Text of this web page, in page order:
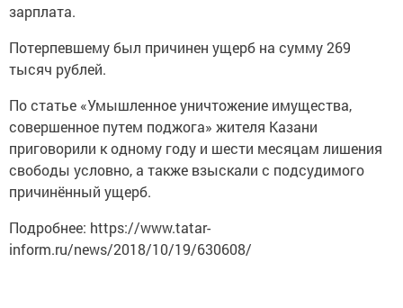
зарплата.
Потерпевшему был причинен ущерб на сумму 269
тысяч рублей.
По статье «Умышленное уничтожение имущества,
совершенное путем поджога» жителя Казани
приговорили к одному году и шести месяцам лишения
свободы условно, а также взыскали с подсудимого
причинённый ущерб.
Подробнее: https://www.tatar-
inform.ru/news/2018/10/19/630608/